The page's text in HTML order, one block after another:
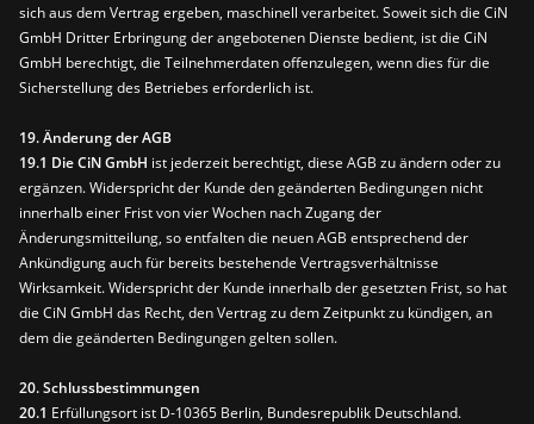
sich aus dem Vertrag ergeben, maschinell verarbeitet. Soweit sich die CiN
GmbH Dritter Erbringung der angebotenen Dienste bedient, ist die CiN
GmbH berechtigt, die Teilnehmerdaten offenzulegen, wenn dies für die
Sicherstellung des Betriebes erforderlich ist.
19. Änderung der AGB
19.1 Die CiN GmbH ist jederzeit berechtigt, diese AGB zu ändern oder zu
ergänzen. Widerspricht der Kunde den geänderten Bedingungen nicht
innerhalb einer Frist von vier Wochen nach Zugang der
Änderungsmitteilung, so entfalten die neuen AGB entsprechend der
Ankündigung auch für bereits bestehende Vertragsverhältnisse
Wirksamkeit. Widerspricht der Kunde innerhalb der gesetzten Frist, so hat
die CiN GmbH das Recht, den Vertrag zu dem Zeitpunkt zu kündigen, an
dem die geänderten Bedingungen gelten sollen.
20. Schlussbestimmungen
20.1 Erfüllungsort ist D-10365 Berlin, Bundesrepublik Deutschland.